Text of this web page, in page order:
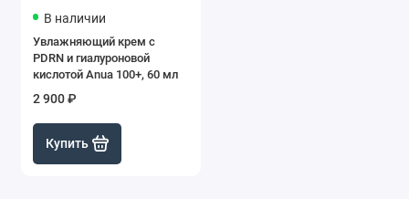
В наличии
Увлажняющий крем с
PDRN и гиалуроновой
кислотой Anua 100+, 60 мл
2 900 ₽
Купить